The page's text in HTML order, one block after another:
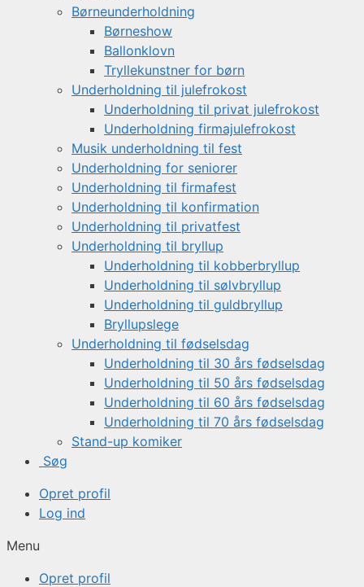
Børneunderholdning
Børneshow
Ballonklovn
Tryllekunstner for børn
Underholdning til julefrokost
Underholdning til privat julefrokost
Underholdning firmajulefrokost
Musik underholdning til fest
Underholdning for seniorer
Underholdning til firmafest
Underholdning til konfirmation
Underholdning til privatfest
Underholdning til bryllup
Underholdning til kobberbryllup
Underholdning til sølvbryllup
Underholdning til guldbryllup
Bryllupslege
Underholdning til fødselsdag
Underholdning til 30 års fødselsdag
Underholdning til 50 års fødselsdag
Underholdning til 60 års fødselsdag
Underholdning til 70 års fødselsdag
Stand-up komiker
Søg
Opret profil
Log ind
Menu
Opret profil